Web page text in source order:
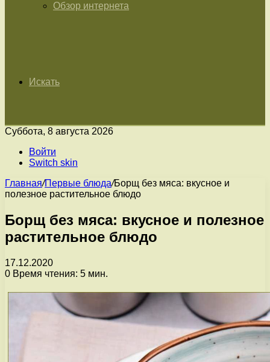
Обзор интернета
Искать
Суббота, 8 августа 2026
Войти
Switch skin
Главная/Первые блюда/Борщ без мяса: вкусное и
полезное растительное блюдо
Борщ без мяса: вкусное и полезное
растительное блюдо
17.12.2020
0 Время чтения: 5 мин.